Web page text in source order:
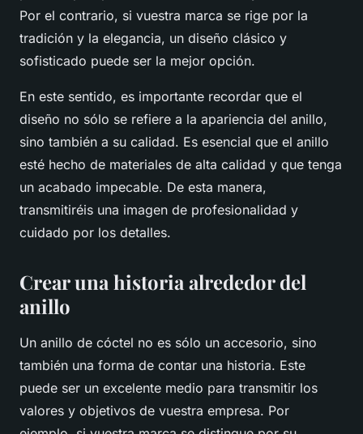
Por el contrario, si vuestra marca se rige por la
tradición y la elegancia, un diseño clásico y
sofisticado puede ser la mejor opción.
En este sentido, es importante recordar que el
diseño no sólo se refiere a la apariencia del anillo,
sino también a su calidad. Es esencial que el anillo
esté hecho de materiales de alta calidad y que tenga
un acabado impecable. De esta manera,
transmitiréis una imagen de profesionalidad y
cuidado por los detalles.
Crear una historia alrededor del
anillo
Un anillo de cóctel no es sólo un accesorio, sino
también una forma de contar una historia. Este
puede ser un excelente medio para transmitir los
valores y objetivos de vuestra empresa. Por